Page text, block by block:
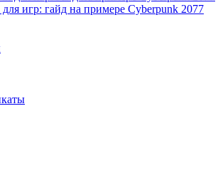
игр: гайд на примере Cyberpunk 2077